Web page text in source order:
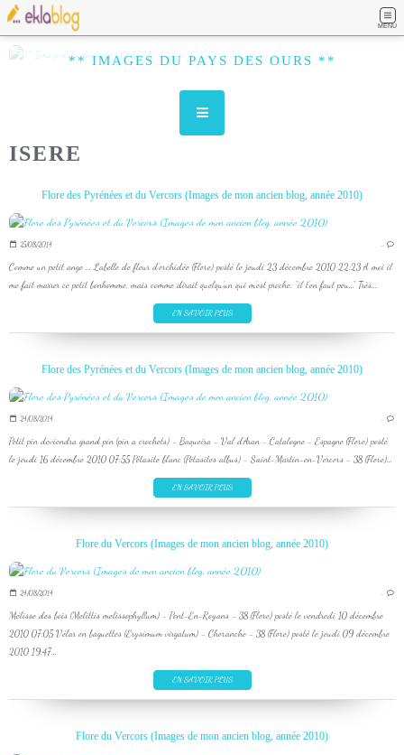
MENU
** IMAGES DU PAYS DES OURS **
ISERE
Flore des Pyrénées et du Vercors (Images de mon ancien blog, année 2010)
25/08/2014 …
Comme un petit ange ... Labelle de fleur d'orchidée (Flore) posté le jeudi 23 décembre 2010 22:23 A moi il
me fait marrer ce petit bonhomme, mais comme dirait quelqu'un qui m'est proche: "il t'en faut peu..." Très...
EN SAVOIR PLUS
Flore des Pyrénées et du Vercors (Images de mon ancien blog, année 2010)
24/08/2014 …
Petit pin deviendra grand pin (pin a crochets) - Baqueira - Val d'Aran - Catalogne - Espagne (Flore) posté
le jeudi 16 décembre 2010 07:55 Pétasite blanc (Petasites albus) - Saint-Martin-en-Vercors - 38 (Flore)...
EN SAVOIR PLUS
Flore du Vercors (Images de mon ancien blog, année 2010)
24/08/2014 …
Mélisse des bois (Melittis melissophyllum) - Pont-En-Royans - 38 (Flore) posté le vendredi 10 décembre
2010 07:05 Vélar en baguettes (Erysimum virgatum) - Choranche - 38 (Flore) posté le jeudi 09 décembre
2010 19:47...
EN SAVOIR PLUS
Flore du Vercors (Images de mon ancien blog, année 2010)